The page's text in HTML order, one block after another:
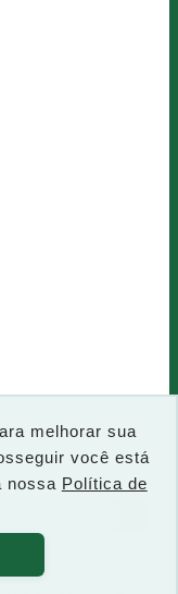
melhorar sua
você está
nossa Política de